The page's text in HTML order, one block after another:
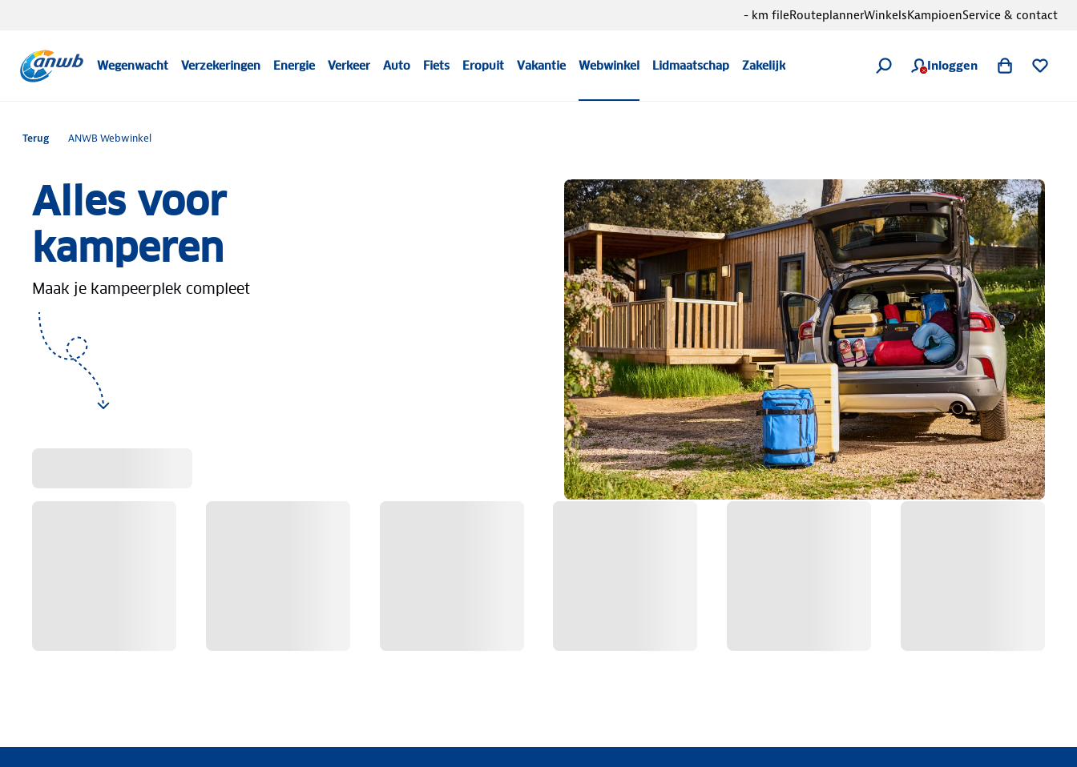
Wegenwacht Verzekeringen Energie Verkeer Auto Fiets Eropuit Vakantie Webwinkel Lidmaatschap Zakelijk Inloggen
- km fileRouteplannerWinkelsKampioenService & contact
Terug ANWB Webwinkel
Alles voor
kamperen
Maak je kampeerplek compleet